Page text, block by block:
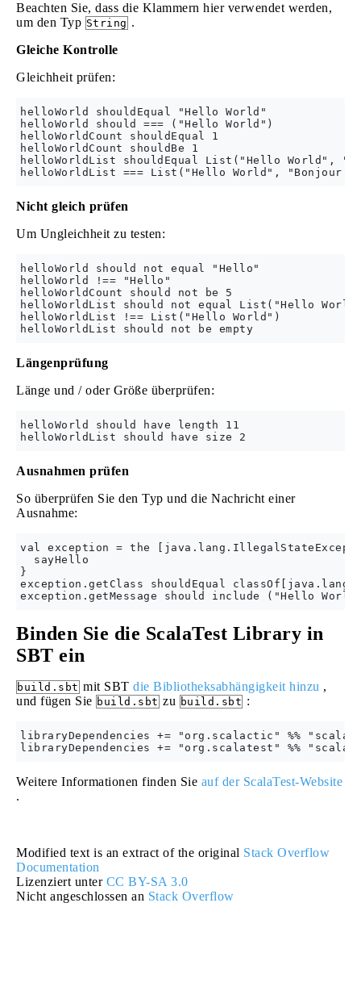
Beachten Sie, dass die Klammern hier verwendet werden,
um den Typ String .
Gleiche Kontrolle
Gleichheit prüfen:
helloWorld shouldEqual "Hello World"
helloWorld should === ("Hello World")
helloWorldCount shouldEqual 1
helloWorldCount shouldBe 1
helloWorldList shouldEqual List("Hello World",
Nicht gleich prüfen
Um Ungleichheit zu testen:
helloWorld should not equal "Hello"
helloWorld !== "Hello"
helloWorldCount should not be 5
helloWorldList should not equal List("Hello
helloWorldList !== List("Hello World")
Längenprüfung
Länge und / oder Größe überprüfen:
helloWorld should have length 11
Ausnahmen prüfen
So überprüfen Sie den Typ und die Nachricht einer
Ausnahme:
val exception = the
  sayHello
}
exception.getClass shouldEqual
Binden Sie die ScalaTest Library in
SBT ein
build.sbt mit SBT die Bibliotheksabhängigkeit hinzu ,
und fügen Sie build.sbt zu build.sbt :
libraryDependencies += "org.scalactic" %%
Weitere Informationen finden Sie auf der ScalaTest-Website
.
Modified text is an extract of the original Stack Overflow
Documentation
Lizenziert unter CC BY-SA 3.0
Nicht angeschlossen an Stack Overflow